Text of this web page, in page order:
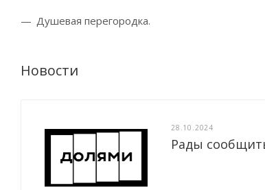
Душевая перегородка.
Новости
28.10.2024
Рады